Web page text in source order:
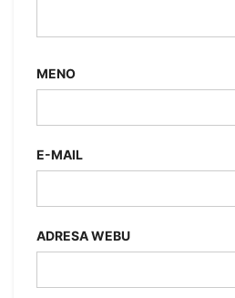
MENO
E-MAIL
ADRESA WEBU